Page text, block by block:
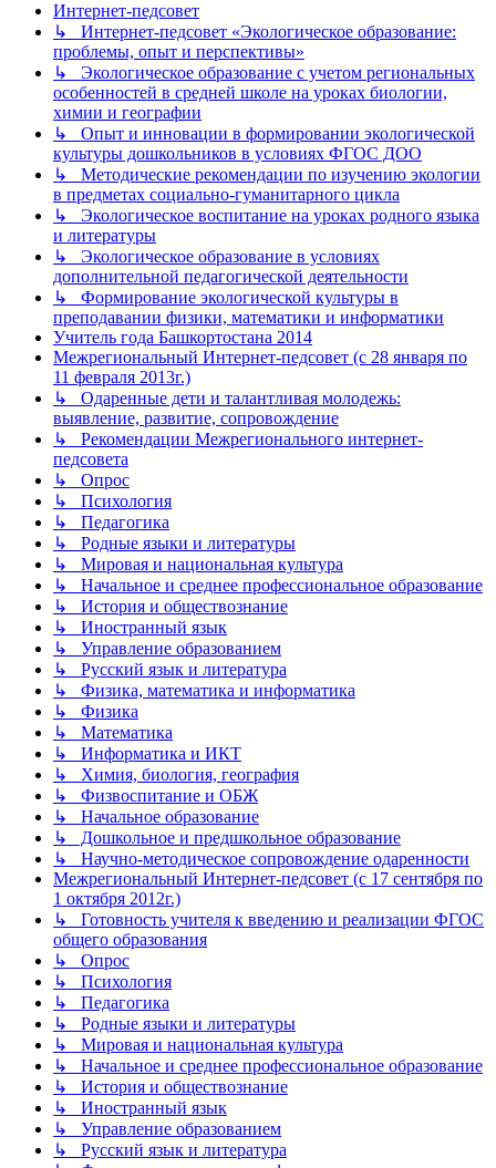
Интернет-педсовет
↳ Интернет-педсовет «Экологическое образование:
проблемы, опыт и перспективы»
↳ Экологическое образование с учетом региональных
особенностей в средней школе на уроках биологии,
химии и географии
↳ Опыт и инновации в формировании экологической
культуры дошкольников в условиях ФГОС ДОО
↳ Методические рекомендации по изучению экологии
в предметах социально-гуманитарного цикла
↳ Экологическое воспитание на уроках родного языка
и литературы
↳ Экологическое образование в условиях
дополнительной педагогической деятельности
↳ Формирование экологической культуры в
преподавании физики, математики и информатики
Учитель года Башкортостана 2014
Межрегиональный Интернет-педсовет (с 28 января по
11 февраля 2013г.)
↳ Одаренные дети и талантливая молодежь:
выявление, развитие, сопровождение
↳ Рекомендации Межрегионального интернет-
педсовета
↳ Опрос
↳ Психология
↳ Педагогика
↳ Родные языки и литературы
↳ Мировая и национальная культура
↳ Начальное и среднее профессиональное образование
↳ История и обществознание
↳ Иностранный язык
↳ Управление образованием
↳ Русский язык и литература
↳ Физика, математика и информатика
↳ Физика
↳ Математика
↳ Информатика и ИКТ
↳ Химия, биология, география
↳ Физвоспитание и ОБЖ
↳ Начальное образование
↳ Дошкольное и предшкольное образование
↳ Научно-методическое сопровождение одаренности
Межрегиональный Интернет-педсовет (с 17 сентября по
1 октября 2012г.)
↳ Готовность учителя к введению и реализации ФГОС
общего образования
↳ Опрос
↳ Психология
↳ Педагогика
↳ Родные языки и литературы
↳ Мировая и национальная культура
↳ Начальное и среднее профессиональное образование
↳ История и обществознание
↳ Иностранный язык
↳ Управление образованием
↳ Русский язык и литература